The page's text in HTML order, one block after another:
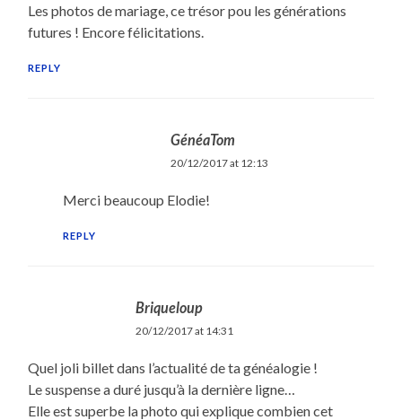
Les photos de mariage, ce trésor pou les générations
futures ! Encore félicitations.
REPLY
GénéaTom
20/12/2017 at 12:13
Merci beaucoup Elodie!
REPLY
Briqueloup
20/12/2017 at 14:31
Quel joli billet dans l’actualité de ta généalogie !
Le suspense a duré jusqu’à la dernière ligne…
Elle est superbe la photo qui explique combien cet